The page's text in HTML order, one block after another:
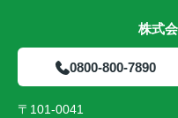
株式
0800-800-7890
〒101-0041